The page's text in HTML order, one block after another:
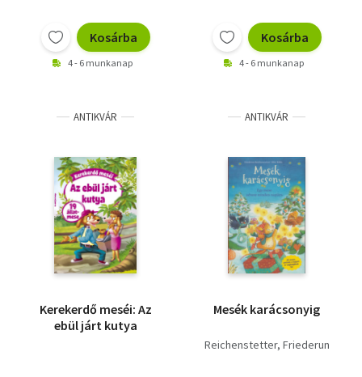
Kosárba
4 - 6 munkanap
Kosárba
4 - 6 munkanap
ANTIKVÁR
Kerekerdő meséi: Az
ebül járt kutya
ANTIKVÁR
Mesék karácsonyig
Reichenstetter, Friederun